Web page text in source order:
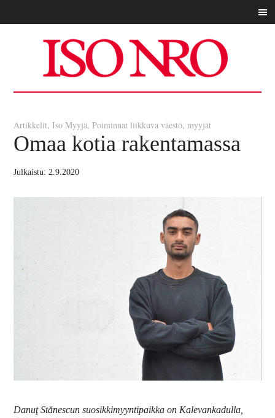
Artikkelit, Iso Myyjä,Poiminnat liikkuva väestö, myyjät
Omaa kotia rakentamassa
2.9.2020
Danuţ Stănescun suosikkimyyntipaikka on Kalevankadulla,